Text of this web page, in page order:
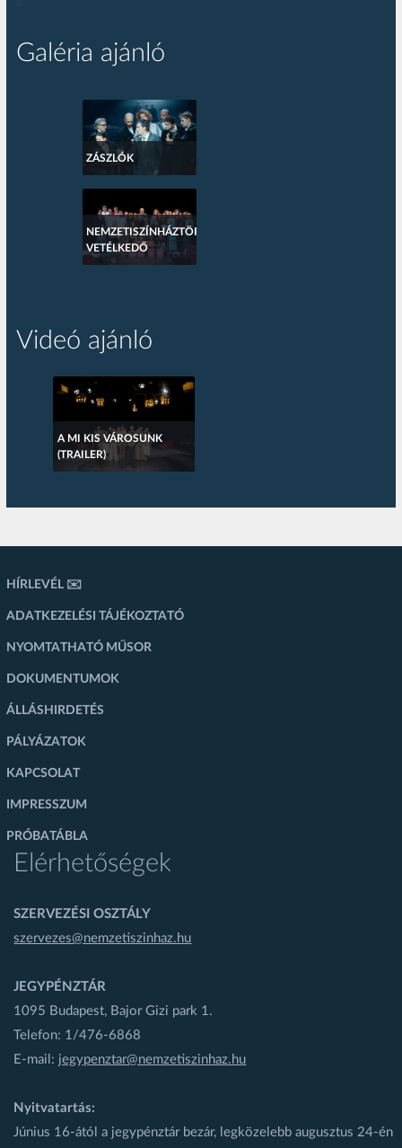
Galéria ajánló
ZÁSZLÓK
NEMZETISZÍNHÁZTÖRTÉNETI
VETÉLKEDŐ
Videó ajánló
A MI KIS VÁROSUNK
(TRAILER)
HÍRLEVÉL ✉️
ADATKEZELÉSI TÁJÉKOZTATÓ
NYOMTATHATÓ MŰSOR
DOKUMENTUMOK
ÁLLÁSHIRDETÉS
PÁLYÁZATOK
KAPCSOLAT
IMPRESSZUM
PRÓBATÁBLA
Elérhetőségek
SZERVEZÉSI OSZTÁLY
szervezes@nemzetiszinhaz.hu
JEGYPÉNZTÁR
1095 Budapest, Bajor Gizi park 1.
Telefon: 1/476-6868
E-mail: jegypenztar@nemzetiszinhaz.hu
Nyitvatartás:
Június 16-ától a jegypénztár bezár, legközelebb augusztus 24-én